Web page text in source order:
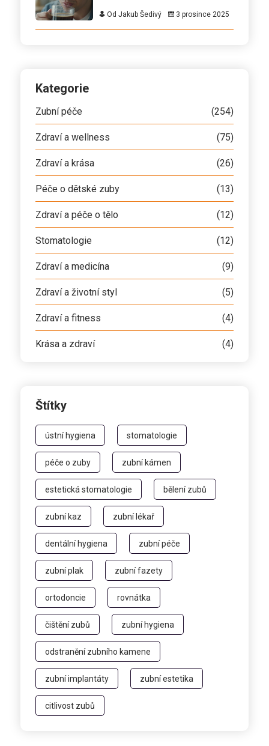
Od Jakub Šedivý 3 prosince 2025
Kategorie
Zubní péče (254)
Zdraví a wellness (75)
Zdraví a krása (26)
Péče o dětské zuby (13)
Zdraví a péče o tělo (12)
Stomatologie (12)
Zdraví a medicína (9)
Zdraví a životní styl (5)
Zdraví a fitness (4)
Krása a zdraví (4)
Štítky
ústní hygiena stomatologie
péče o zuby zubní kámen
estetická stomatologie bělení zubů
zubní kaz zubní lékař
dentální hygiena zubní péče
zubní plak zubní fazety
ortodoncie rovnátka
čištění zubů zubní hygiena
odstranění zubního kamene
zubní implantáty zubní estetika
citlivost zubů